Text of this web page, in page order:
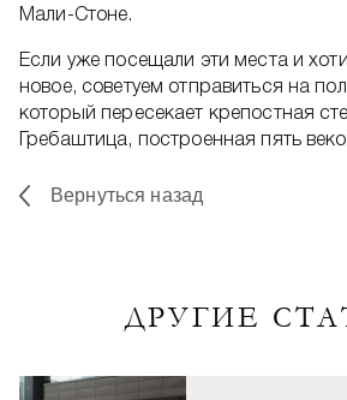
Мали-Стоне.
Если уже посещали эти места и
новое, советуем отправиться на
который пересекает крепостная
Гребаштица, построенная пять
Вернуться назад
ДРУГИЕ